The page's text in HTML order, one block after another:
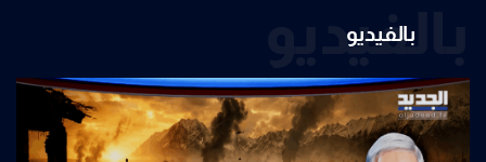
بالفيديو
بالفيديو